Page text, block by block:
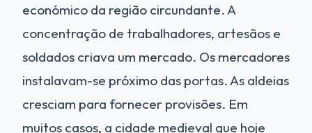
económico da região circundante. A
concentração de trabalhadores, artesãos e
soldados criava um mercado. Os mercadores
instalavam-se próximo das portas. As aldeias
cresciam para fornecer provisões. Em
muitos casos, a cidade medieval que hoje